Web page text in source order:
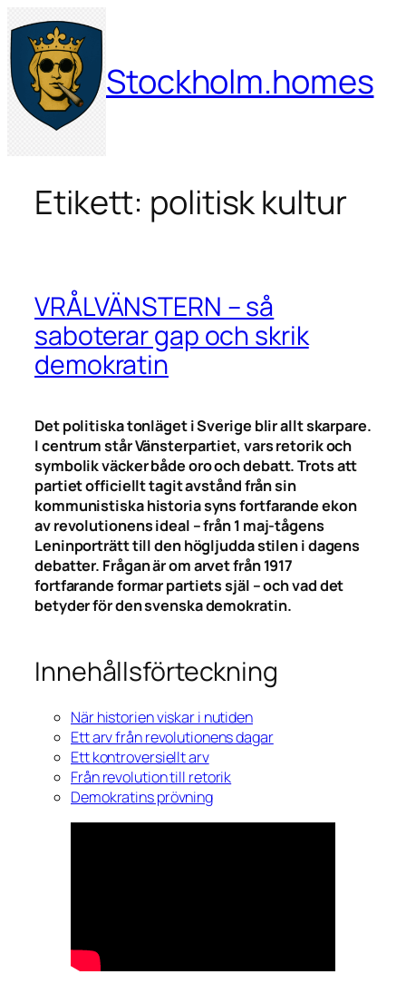
Hoppa
till
innehåll
Stockholm.homes
Etikett: politisk kultur
VRÅLVÄNSTERN – så
saboterar gap och skrik
demokratin
Det politiska tonläget i Sverige blir allt skarpare.
I centrum står Vänsterpartiet, vars retorik och
symbolik väcker både oro och debatt. Trots att
partiet officiellt tagit avstånd från sin
kommunistiska historia syns fortfarande ekon
av revolutionens ideal – från 1 maj-tågens
Leninporträtt till den högljudda stilen i dagens
debatter. Frågan är om arvet från 1917
fortfarande formar partiets själ – och vad det
betyder för den svenska demokratin.
Innehållsförteckning
När historien viskar i nutiden
Ett arv från revolutionens dagar
Ett kontroversiellt arv
Från revolution till retorik
Demokratins prövning